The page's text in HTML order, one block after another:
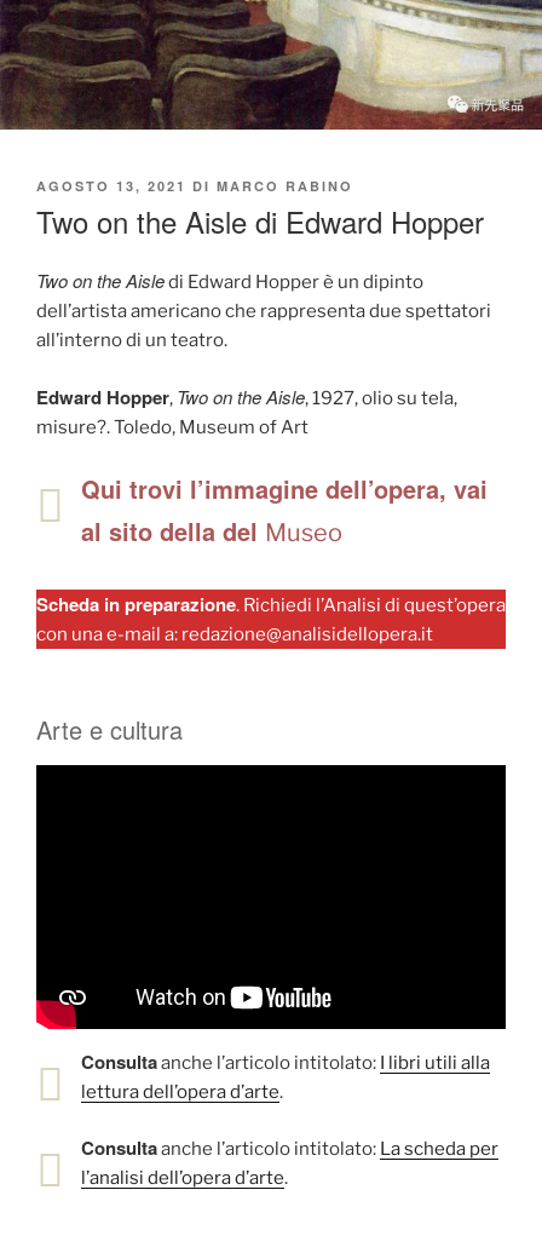
PUBBLICATO
AGOSTO 13, 2021 DI MARCO RABINO
Two on the Aisle di Edward Hopper
Two on the Aisledi Edward Hopper è un dipinto
dell’artista americano che rappresenta due spettatori
all’interno di un teatro.
Edward Hopper, Two on the Aisle, 1927, olio su tela,
misure?. Toledo, Museum of Art
Qui trovi l’immagine dell’opera, vai
al sito della del Museo
Scheda in preparazione. Richiedi l’Analisi di quest’opera
con una e-mail a: redazione@analisidellopera.it
Arte e cultura
Consultaanche l’articolo intitolato: I libri utili alla
lettura dell’opera d’arte.
Consultaanche l’articolo intitolato: La scheda per
l’analisi dell’opera d’arte.